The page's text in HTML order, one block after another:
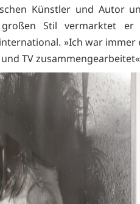
Künstler und Autor
Stil vermarktet er
»Ich war
TV